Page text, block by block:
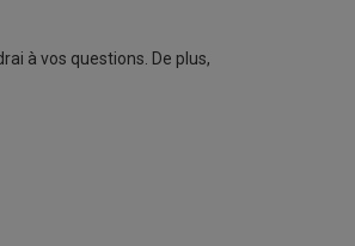
à vos questions. De plus,